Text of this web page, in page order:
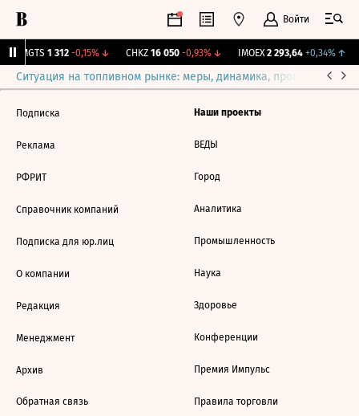
Войти
MGTS 1 312 -0,15%↓ CHKZ 16 050 -0,93%↓ IMOEX 2 293,64 +0,34%↑
Ситуация на топливном рынке: меры, динамика, прогнозы
Подписка
Реклама
РФРИТ
Справочник компаний
Подписка для юр.лиц
О компании
Редакция
Менеджмент
Архив
Обратная связь
Наши проекты
ВЕДЫ
Город
Аналитика
Промышленность
Наука
Здоровье
Конференции
Премия Импульс
Правила торговли